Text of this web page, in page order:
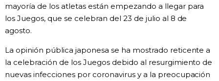
mayoría de los atletas están empezando a llegar para
los Juegos, que se celebran del 23 de julio al 8 de
agosto.
La opinión pública japonesa se ha mostrado reticente a
la celebración de los Juegos debido al resurgimiento de
nuevas infecciones por coronavirus y a la preocupación